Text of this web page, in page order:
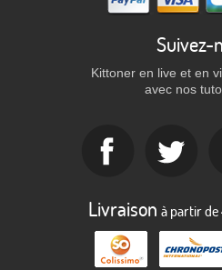
Suivez-
Kittoner en live et en
avec nos
Livraison à partir de